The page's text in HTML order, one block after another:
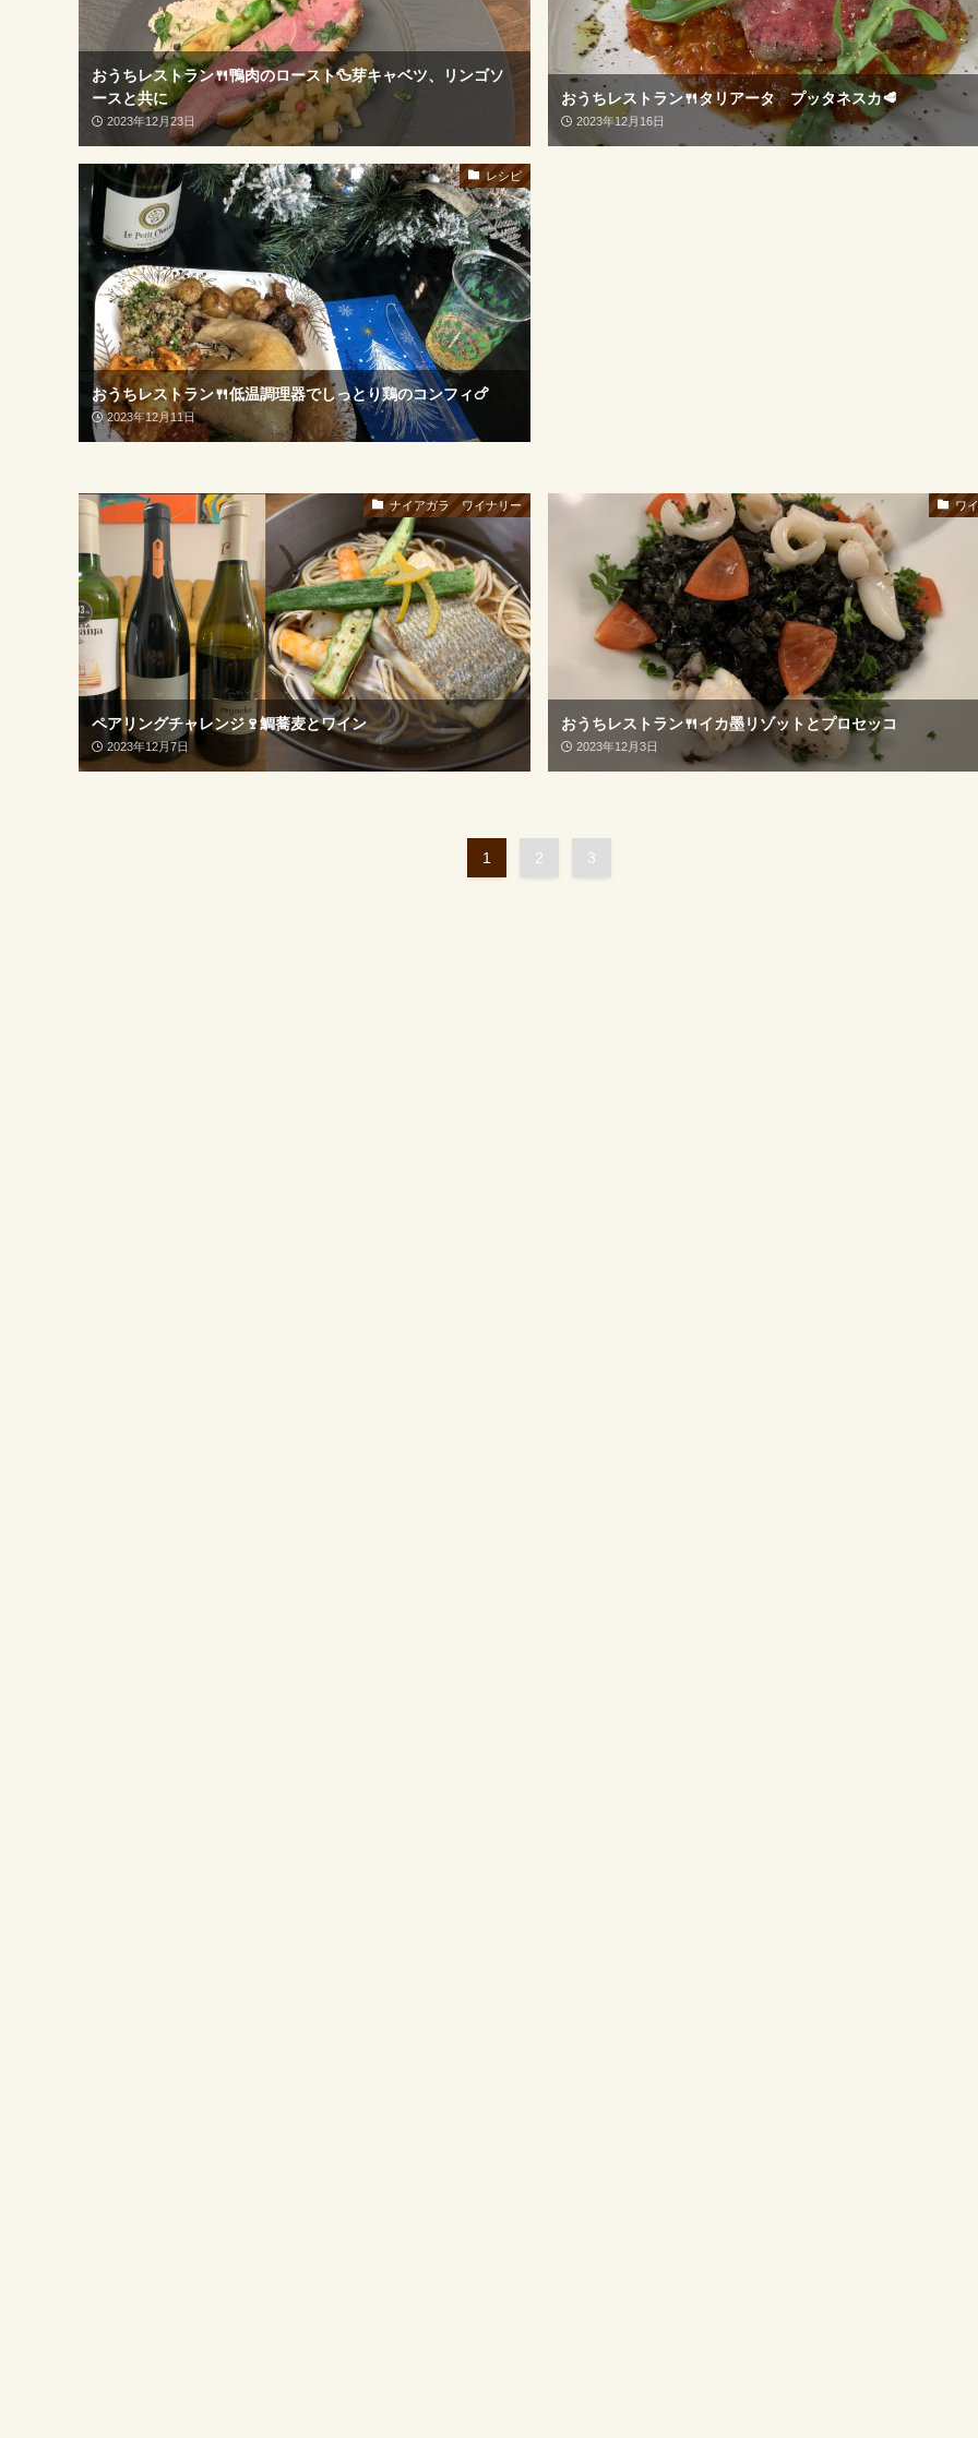
おうちレストラン🍴鴨肉のロースト🦆芽キャベツ、リンゴソ
ースと共に
2023年12月23日
おうちレストラン🍴タリアータ プッタネスカ🥩
2023年12月16日
レシピ
おうちレストラン🍴低温調理器でしっとり鶏のコンフィ🍗
2023年12月11日
ナイアガラ ワイナリー
ペアリングチャレンジ🍷鯛蕎麦とワイン
2023年12月7日
ワ
おうちレストラン🍴イカ墨リゾットとプロセッコ
2023年12月3日
1 2 3